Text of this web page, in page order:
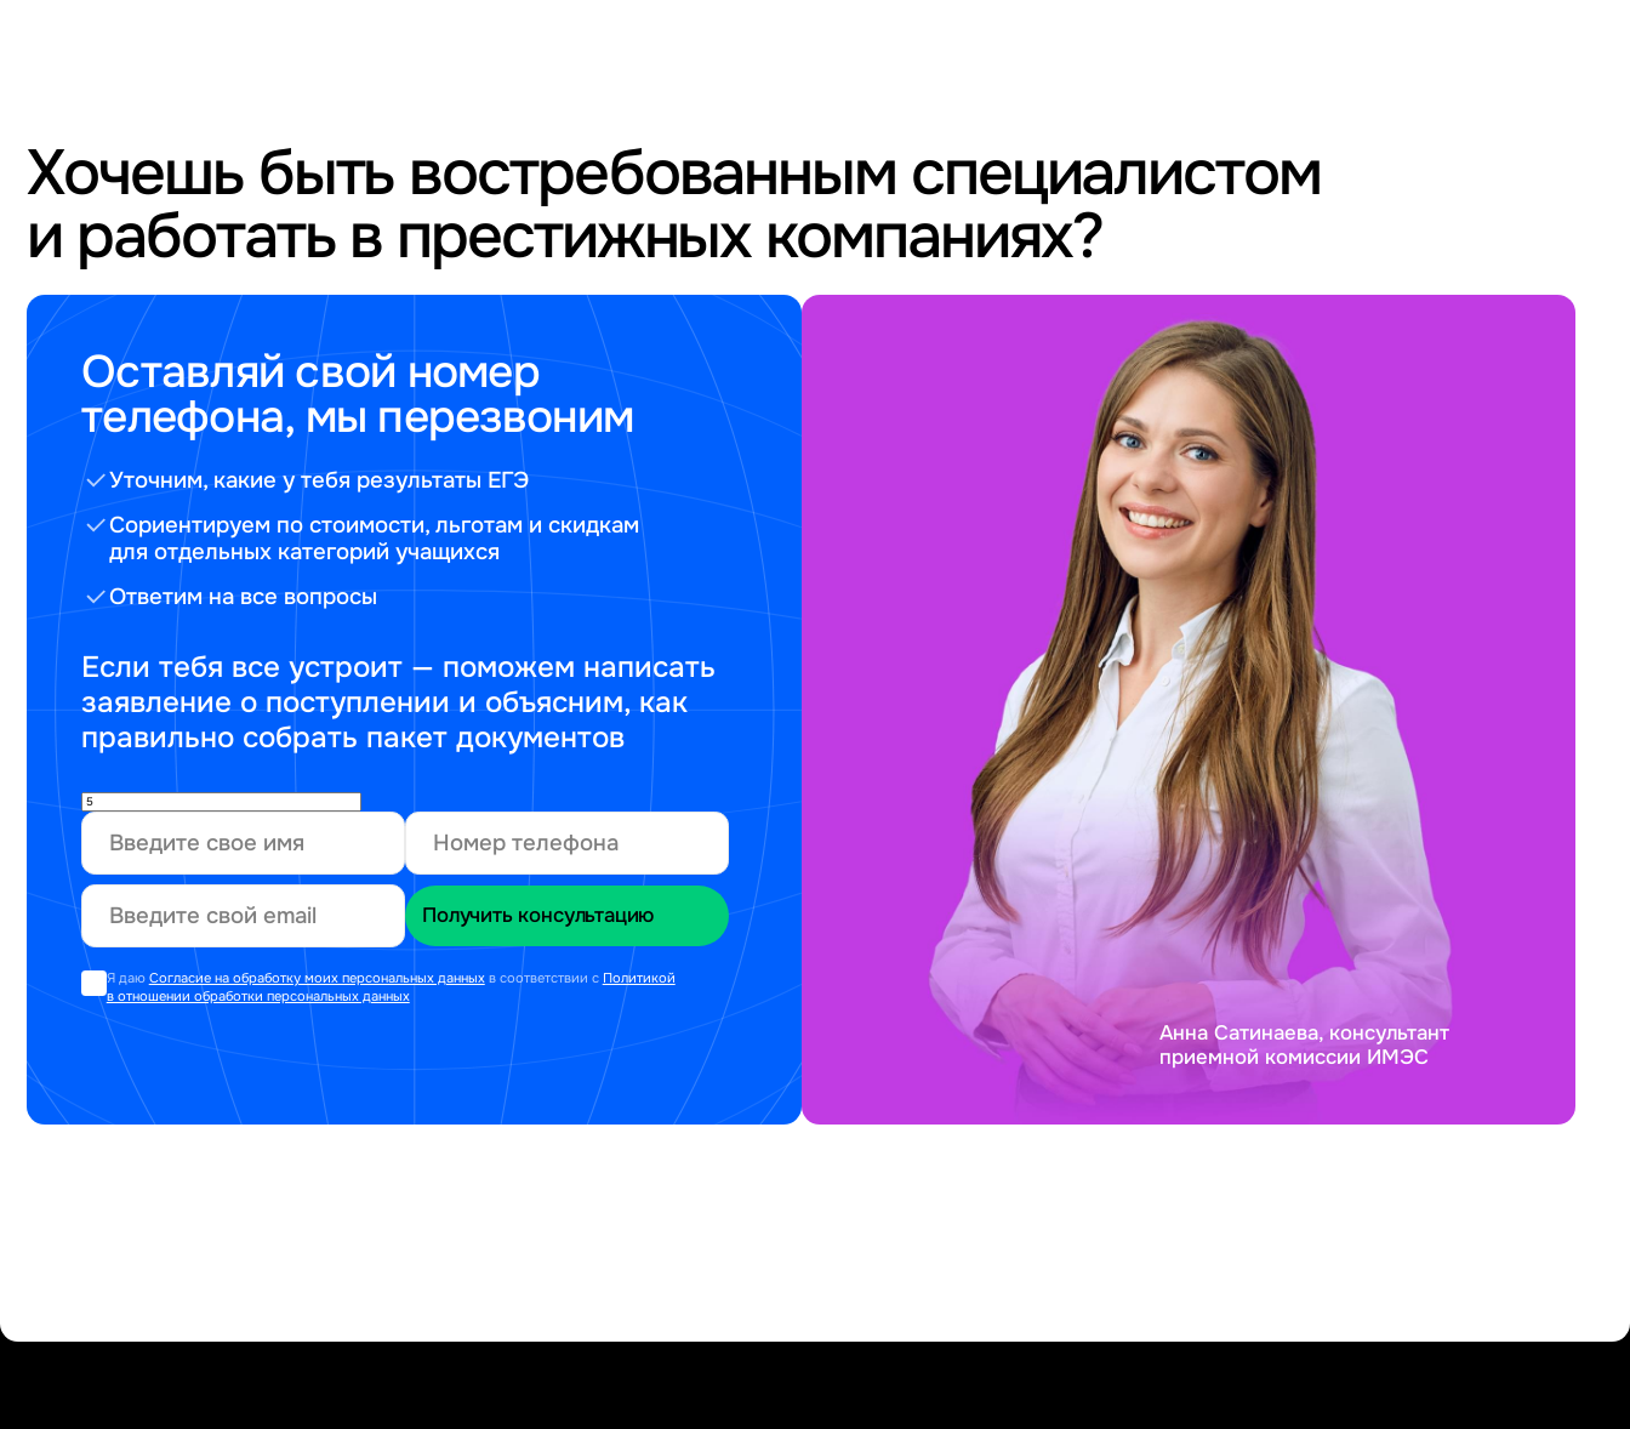
Хочешь быть востребованным специалистом
и работать в престижных компаниях?
Оставляй свой номер
телефона, мы перезвоним
Уточним, какие у тебя результаты ЕГЭ
Сориентируем по стоимости, льготам и скидкам
для отдельных категорий учащихся
Ответим на все вопросы
Если тебя все устроит — поможем написать
заявление о поступлении и объясним, как
правильно собрать пакет документов
Я даю Согласие на обработку моих персональных данныхв соответствии с Политикой
в отношении обработки персональных данных
Анна Сатинаева, консультант
приемной комиссии ИМЭС